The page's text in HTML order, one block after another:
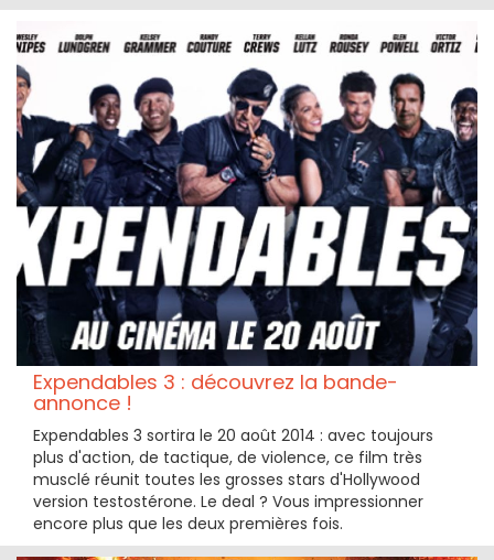
Expendables 3 : découvrez la bande-
annonce !
Expendables 3 sortira le 20 août 2014 : avec toujours
plus d'action, de tactique, de violence, ce film très
musclé réunit toutes les grosses stars d'Hollywood
version testostérone. Le deal ? Vous impressionner
encore plus que les deux premières fois.